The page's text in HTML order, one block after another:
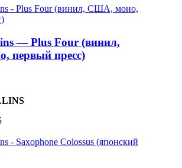
— Plus Four (винил,
первый пресс)